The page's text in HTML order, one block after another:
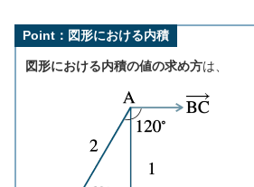
Point：図形における内積
図形における内積の値の求め方は、